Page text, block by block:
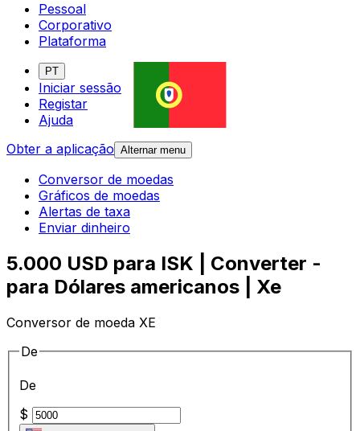
Pessoal
Corporativo
Plataforma
PT
Iniciar sessão
Registar
Ajuda
Obter a aplicação Alternar menu
Conversor de moedas
Gráficos de moedas
Alertas de taxa
Enviar dinheiro
5.000 USD para ISK | Converter -
para Dólares americanos | Xe
Conversor de moeda XE
De
De
$